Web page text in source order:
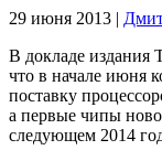
29 июня 2013 |
В докладе издания
что в начале июня
поставку
а первые чипы
следующем 2014